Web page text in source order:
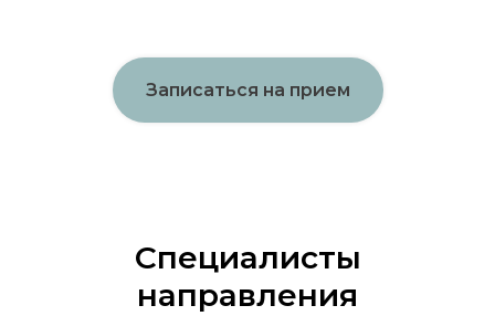
Записаться на прием
Специалисты
направления